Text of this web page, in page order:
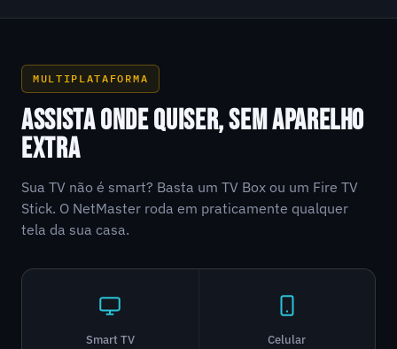
MULTIPLATAFORMA
ASSISTA ONDE QUISER, SEM APARELHO
EXTRA
Sua TV não é smart? Basta um TV Box ou um Fire TV
Stick. O NetMaster roda em praticamente qualquer
tela da sua casa.
Smart TV Celular